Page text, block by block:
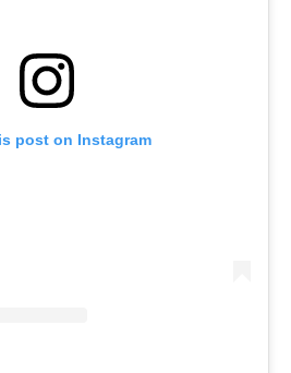
post on Instagram